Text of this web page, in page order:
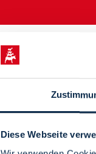
Diese Webseite